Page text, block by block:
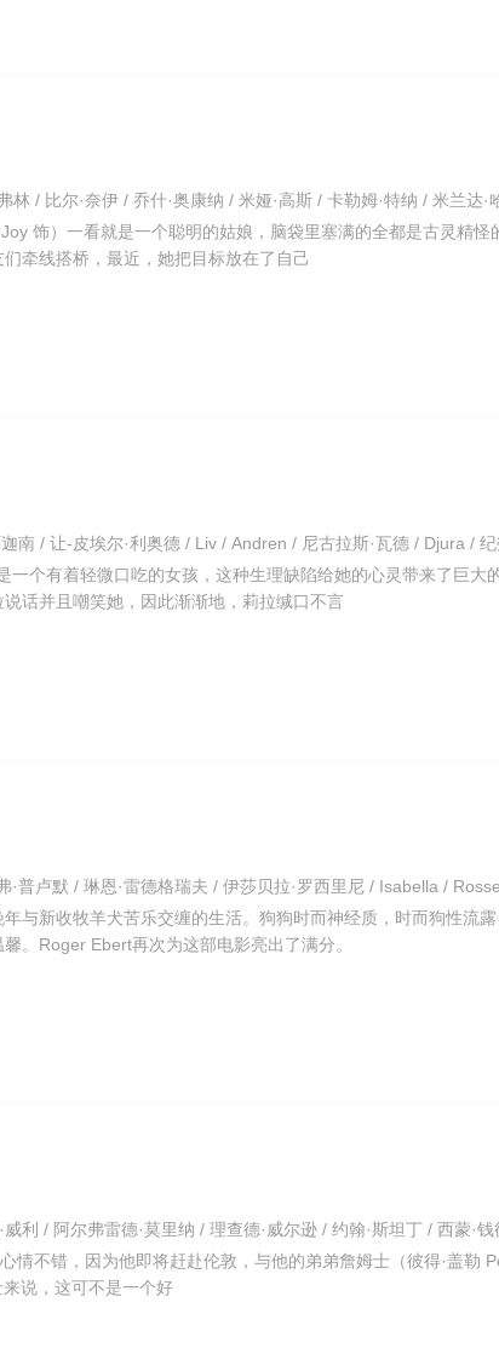
饰）一看就是一个聪明的姑娘，脑袋里塞满的全都是古灵精怪
牵线搭桥，最近，她把目标放在了自己
一个有着轻微口吃的女孩，这种生理缺陷给她的心灵带来了巨大
话并且嘲笑她，因此渐渐地，莉拉缄口不言
与新收牧羊犬苦乐交缠的生活。狗狗时而神经质，时而狗性流
。Roger Ebert再次为这部电影亮出了满分。
情不错，因为他即将赶赴伦敦，与他的弟弟詹姆士（彼得·盖勒
说，这可不是一个好